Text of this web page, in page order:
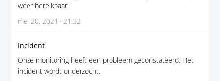
weer bereikbaar.
mei 20, 2024 · 21:32
Incident
Onze monitoring heeft een probleem geconstateerd. Het
incident wordt onderzocht.